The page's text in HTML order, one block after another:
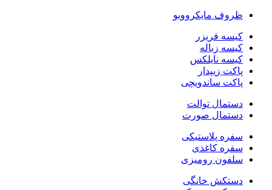
ظروف مایکروویو
کیسه فریزر
کیسه زباله
کیسه نایلکس
پاکت زیپدار
پاکت ساندویچی
دستمال توالت
دستمال صورت
سفره پلاستیکی
سفره کاغذی
سلفون رومیزی
دستکش خانگی